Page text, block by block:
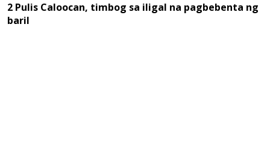
2 Pulis Caloocan, timbog sa iligal na pagbebenta ng
baril